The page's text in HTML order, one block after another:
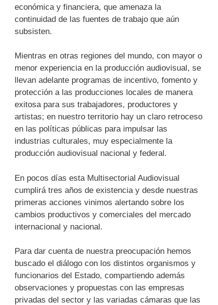
económica y financiera, que amenaza la
continuidad de las fuentes de trabajo que aún
subsisten.
Mientras en otras regiones del mundo, con mayor o
menor experiencia en la producción audiovisual, se
llevan adelante programas de incentivo, fomento y
protección a las producciones locales de manera
exitosa para sus trabajadores, productores y
artistas; en nuestro territorio hay un claro retroceso
en las políticas públicas para impulsar las
industrias culturales, muy especialmente la
producción audiovisual nacional y federal.
En pocos días esta Multisectorial Audiovisual
cumplirá tres años de existencia y desde nuestras
primeras acciones vinimos alertando sobre los
cambios productivos y comerciales del mercado
internacional y nacional.
Para dar cuenta de nuestra preocupación hemos
buscado el diálogo con los distintos organismos y
funcionarios del Estado, compartiendo además
observaciones y propuestas con las empresas
privadas del sector y las variadas cámaras que las